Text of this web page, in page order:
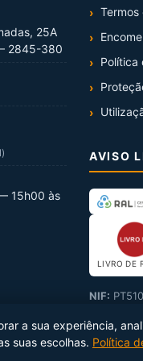
25A
2845-380
15h00 às
Termos
Política
AVISO
LIVRO DE
NIF:
os direitos reservados.
a sua experiência,
suas escolhas. Política